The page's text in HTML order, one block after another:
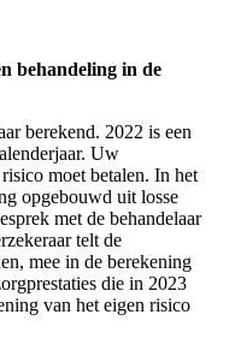
behandeling in de
berekend. 2022 is een
Uw
moet betalen. In het
opgebouwd uit losse
met de behandelaar
telt de
mee in de berekening
die in 2023
van het eigen risico